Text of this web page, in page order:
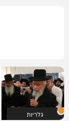
גלריות